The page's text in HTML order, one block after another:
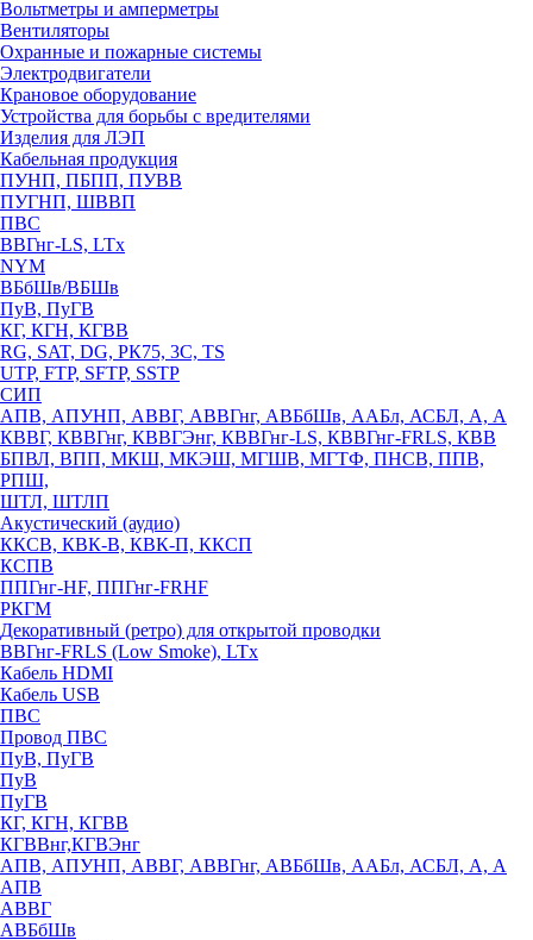
Вольтметры и амперметры
Вентиляторы
Охранные и пожарные системы
Электродвигатели
Крановое оборудование
Устройства для борьбы с вредителями
Изделия для ЛЭП
Кабельная продукция
ПУНП, ПБПП, ПУВВ
ПУГНП, ШВВП
ПВС
ВВГнг-LS, LTx
NYM
ВБбШв/ВБШв
ПуВ, ПуГВ
КГ, КГН, КГВВ
RG, SAT, DG, РК75, 3С, TS
UTP, FTP, SFTP, SSTP
СИП
АПВ, АПУНП, АВВГ, АВВГнг, АВБбШв, ААБл, АСБЛ, А, А
КВВГ, КВВГнг, КВВГЭнг, КВВГнг-LS, КВВГнг-FRLS, КВВ
БПВЛ, ВПП, МКШ, МКЭШ, МГШВ, МГТФ, ПНСВ, ППВ,
РПШ,
ШТЛ, ШТЛП
Акустический (аудио)
ККСВ, КВК-В, КВК-П, ККСП
КСПВ
ППГнг-HF, ППГнг-FRHF
РКГМ
Декоративный (ретро) для открытой проводки
ВВГнг-FRLS (Low Smoke), LTx
Кабель HDMI
Кабель USB
ПВС
Провод ПВС
ПуВ, ПуГВ
ПуВ
ПуГВ
КГ, КГН, КГВВ
КГВВнг,КГВЭнг
АПВ, АПУНП, АВВГ, АВВГнг, АВБбШв, ААБл, АСБЛ, А, А
АПВ
АВВГ
АВБбШв